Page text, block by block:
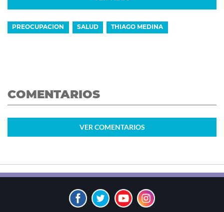
PREOCUPACION SALUD THIAGO MEDINA
COMENTARIOS
VER COMENTARIOS